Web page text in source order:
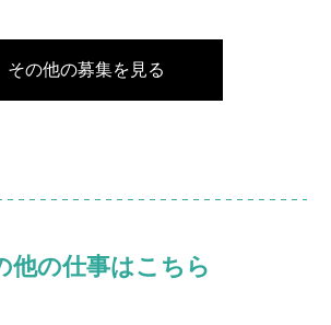
その他の募集を見る
他の仕事はこちら